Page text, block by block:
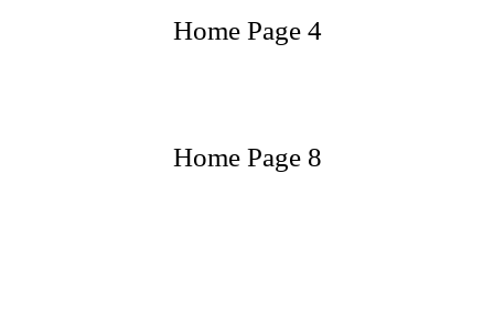
Home Page 4
Home Page 8